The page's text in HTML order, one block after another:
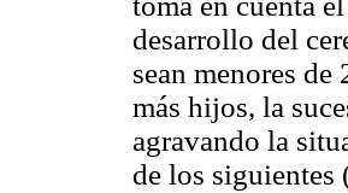
desarrollo del
sean menores
más hijos, la
agravando la
de los siguientes